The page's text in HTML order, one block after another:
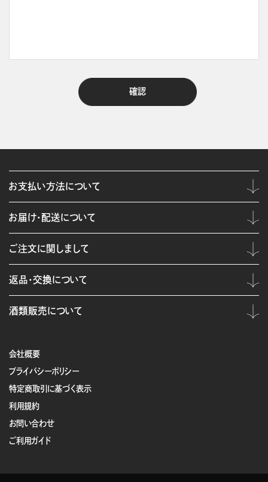
会社概要
プライバシーポリシー
特定商取引に基づく表示
利用規約
お問い合わせ
ご利用ガイド
お支払い方法について
お届け・配送について
ご注文に関しまして
返品・交換について
酒類販売について